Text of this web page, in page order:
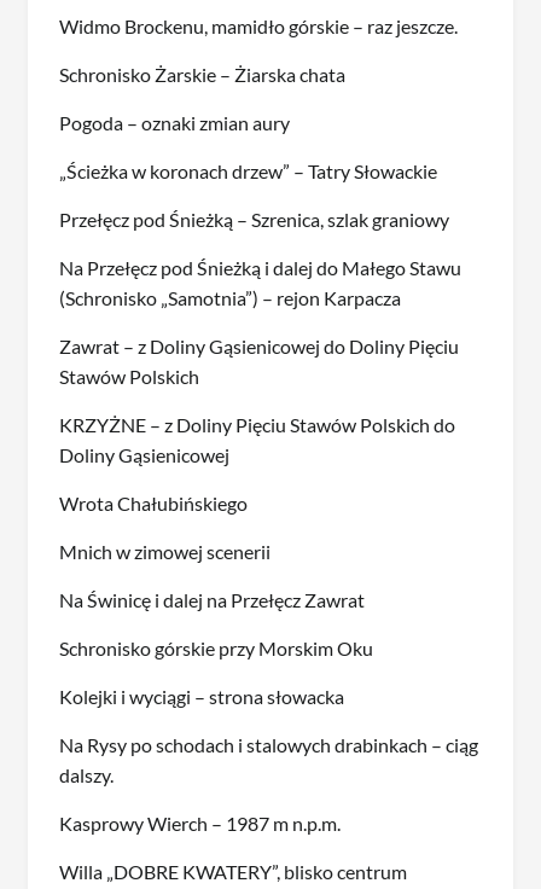
Widmo Brockenu, mamidło górskie – raz jeszcze.
Schronisko Żarskie – Żiarska chata
Pogoda – oznaki zmian aury
„Ścieżka w koronach drzew” – Tatry Słowackie
Przełęcz pod Śnieżką – Szrenica, szlak graniowy
Na Przełęcz pod Śnieżką i dalej do Małego Stawu
(Schronisko „Samotnia”) – rejon Karpacza
Zawrat – z Doliny Gąsienicowej do Doliny Pięciu
Stawów Polskich
KRZYŻNE – z Doliny Pięciu Stawów Polskich do
Doliny Gąsienicowej
Wrota Chałubińskiego
Mnich w zimowej scenerii
Na Świnicę i dalej na Przełęcz Zawrat
Schronisko górskie przy Morskim Oku
Kolejki i wyciągi – strona słowacka
Na Rysy po schodach i stalowych drabinkach – ciąg
dalszy.
Kasprowy Wierch – 1987 m n.p.m.
Willa „DOBRE KWATERY”, blisko centrum